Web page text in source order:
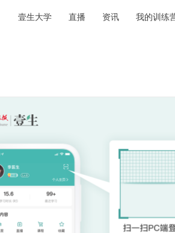
壹生大学 直播 资讯 我的训练